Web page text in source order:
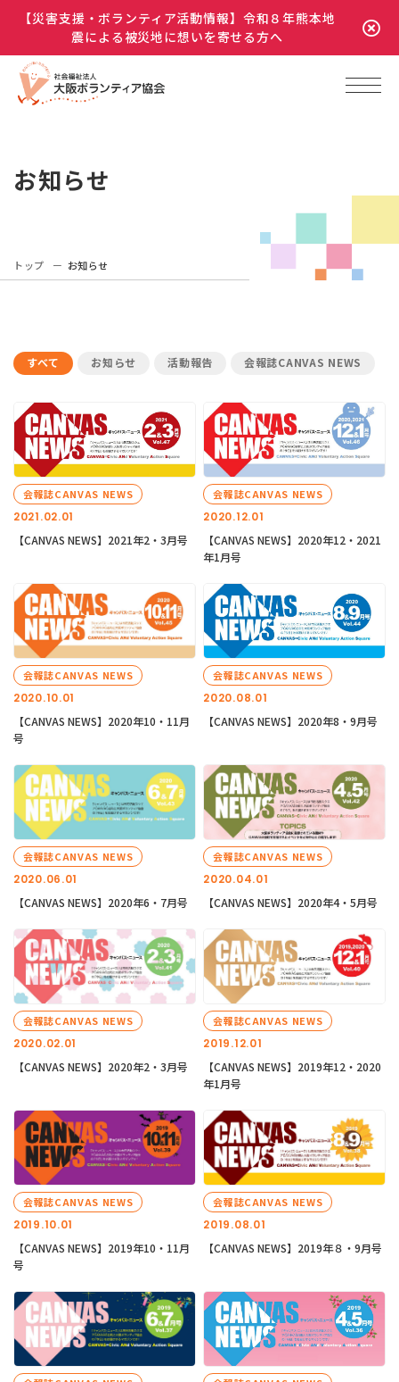
【災害支援・ボランティア活動情報】令和８年熊本地
震による被災地に想いを寄せる方へ
お知らせ
トップ お知らせ
すべて お知らせ 活動報告 会報誌CANVAS NEWS
2021.02.01
会報誌CANVAS NEWS
【CANVAS NEWS】2021年2・3月号
2020.12.01
会報誌CANVAS NEWS
【CANVAS NEWS】2020年12・2021
年1月号
2020.10.01
会報誌CANVAS NEWS
【CANVAS NEWS】2020年10・11月
号
2020.08.01
会報誌CANVAS NEWS
【CANVAS NEWS】2020年8・9月号
2020.06.01
会報誌CANVAS NEWS
【CANVAS NEWS】2020年6・7月号
2020.04.01
会報誌CANVAS NEWS
【CANVAS NEWS】2020年4・5月号
2020.02.01
会報誌CANVAS NEWS
【CANVAS NEWS】2020年2・3月号
2019.12.01
会報誌CANVAS NEWS
【CANVAS NEWS】2019年12・2020
年1月号
2019.10.01
会報誌CANVAS NEWS
【CANVAS NEWS】2019年10・11月
号
2019.08.01
会報誌CANVAS NEWS
【CANVAS NEWS】2019年８・9月号